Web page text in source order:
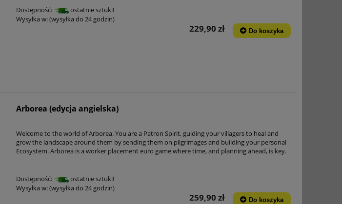
Dostępność:
ostatnie sztuki!
Wysyłka w:(wysyłka do 24 godzin)
229,90 zł Do koszyka
Arborea (edycja angielska)
Welcome to the world of Arborea. You are a Patron Spirit, guiding your villagers to heal and
grow the landscape around them by sending them on pilgrimages and building your personal
Ecosystem. Arborea is a worker placement euro game where time, and planning ahead, is key.
Dostępność:
ostatnie sztuki!
Wysyłka w:(wysyłka do 24 godzin)
259,90 zł Do koszyka